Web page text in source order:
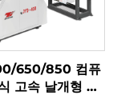
650/850 컴퓨
고속 날개형 종